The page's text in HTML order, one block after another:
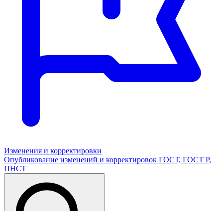
Изменения и корректировки
Опубликование изменений и корректировок ГОСТ, ГОСТ Р,
ПНСТ